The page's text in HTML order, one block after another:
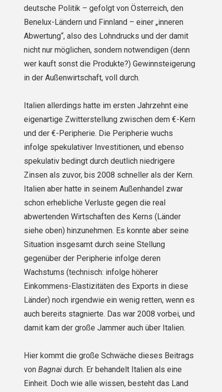
deutsche Politik – gefolgt von Österreich, den
Benelux-Ländern und Finnland – einer „inneren
Abwertung“, also des Lohndrucks und der damit
nicht nur möglichen, sondern notwendigen (denn
wer kauft sonst die Produkte?) Gewinnsteigerung
in der Außenwirtschaft, voll durch.
Italien allerdings hatte im ersten Jahrzehnt eine
eigenartige Zwitterstellung zwischen dem €-Kern
und der €-Peripherie. Die Peripherie wuchs
infolge spekulativer Investitionen, und eben­so
spekulativ bedingt durch deutlich niedrigere
Zinsen als zuvor, bis 2008 schneller als der Kern.
Italien aber hatte in seinem Außenhandel zwar
schon erhebliche Verluste gegen die real
abwertenden Wirtschaften des Kerns (Länder
siehe oben) hinzunehmen. Es konnte aber seine
Situation insgesamt durch seine Stellung
gegenüber der Peripherie infolge deren
Wachstums (technisch: infolge höherer
Einkommens-Elastizitäten des Exports in diese
Länder) noch irgendwie ein wenig retten, wenn es
auch bereits stagnierte. Das war 2008 vorbei, und
damit kam der große Jammer auch über Italien.
Hier kommt die große Schwäche dieses Beitrags
von Bagnaidurch. Er behandelt Italien als eine
Einheit. Doch wie alle wissen, besteht das Land